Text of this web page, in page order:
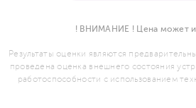
! ВНИМАНИЕ ! Цена может
Результаты оценки являются
проведена оценка внешнего состояния
работоспособности с использованием